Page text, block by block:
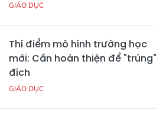
GIÁO DỤC
Thí điểm mô hình trường học
mới: Cần hoàn thiện để "trúng"
đích
GIÁO DỤC